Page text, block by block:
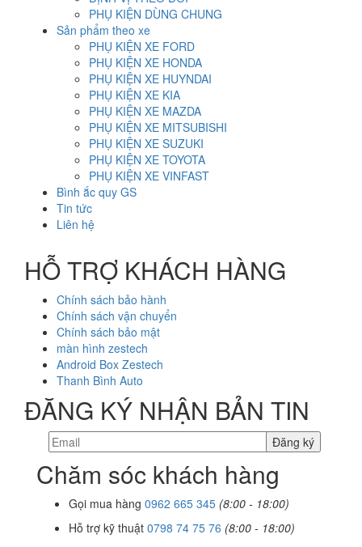
PHỤ KIỆN DÙNG CHUNG
Sản phẩm theo xe
PHỤ KIỆN XE FORD
PHỤ KIỆN XE HONDA
PHỤ KIỆN XE HUYNDAI
PHỤ KIỆN XE KIA
PHỤ KIỆN XE MAZDA
PHỤ KIỆN XE MITSUBISHI
PHỤ KIỆN XE SUZUKI
PHỤ KIỆN XE TOYOTA
PHỤ KIỆN XE VINFAST
Bình ắc quy GS
Tin tức
Liên hệ
HỖ TRỢ KHÁCH HÀNG
Chính sách bảo hành
Chính sách vận chuyển
Chính sách bảo mật
màn hình zestech
Android Box Zestech
Thanh Bình Auto
ĐĂNG KÝ NHẬN BẢN TIN
Chăm sóc khách hàng
Gọi mua hàng 0962 665 345 (8:00 - 18:00)
Hỗ trợ kỹ thuật 0798 74 75 76 (8:00 - 18:00)